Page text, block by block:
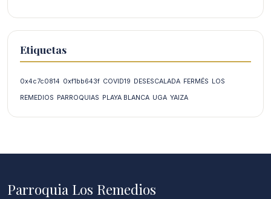
Etiquetas
0x4c7c0814 0xf1bb643f COVID19 DESESCALADA FERMÉS LOS
REMEDIOS PARROQUIAS PLAYA BLANCA UGA YAIZA
Parroquia Los Remedios